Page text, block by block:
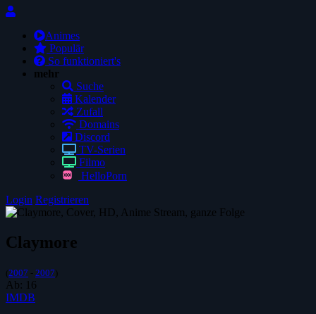
Animes
Populär
So funktioniert's
mehr
Suche
Kalender
Zufall
Domains
Discord
TV-Serien
Filmo
HelloPorn
Login Registrieren
Claymore
(2007 - 2007 )
Ab: 16
IMDB